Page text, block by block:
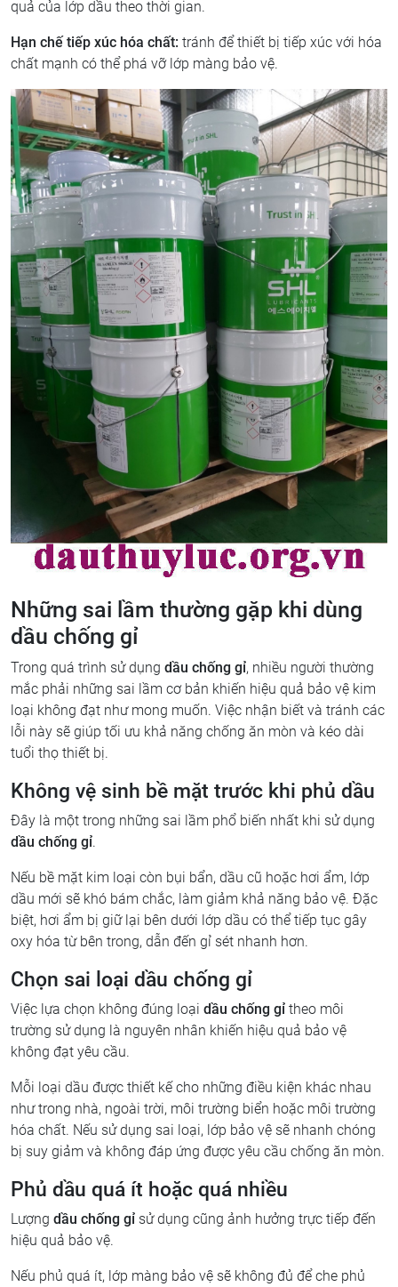
quả của lớp dầu theo thời gian.
Hạn chế tiếp xúc hóa chất: tránh để thiết bị tiếp xúc với hóa
chất mạnh có thể phá vỡ lớp màng bảo vệ.
Những sai lầm thường gặp khi dùng
dầu chống gỉ
Trong quá trình sử dụng dầu chống gỉ, nhiều người thường
mắc phải những sai lầm cơ bản khiến hiệu quả bảo vệ kim
loại không đạt như mong muốn. Việc nhận biết và tránh các
lỗi này sẽ giúp tối ưu khả năng chống ăn mòn và kéo dài
tuổi thọ thiết bị.
Không vệ sinh bề mặt trước khi phủ dầu
Đây là một trong những sai lầm phổ biến nhất khi sử dụng
dầu chống gỉ.
Nếu bề mặt kim loại còn bụi bẩn, dầu cũ hoặc hơi ẩm, lớp
dầu mới sẽ khó bám chắc, làm giảm khả năng bảo vệ. Đặc
biệt, hơi ẩm bị giữ lại bên dưới lớp dầu có thể tiếp tục gây
oxy hóa từ bên trong, dẫn đến gỉ sét nhanh hơn.
Chọn sai loại dầu chống gỉ
Việc lựa chọn không đúng loại dầu chống gỉ theo môi
trường sử dụng là nguyên nhân khiến hiệu quả bảo vệ
không đạt yêu cầu.
Mỗi loại dầu được thiết kế cho những điều kiện khác nhau
như trong nhà, ngoài trời, môi trường biển hoặc môi trường
hóa chất. Nếu sử dụng sai loại, lớp bảo vệ sẽ nhanh chóng
bị suy giảm và không đáp ứng được yêu cầu chống ăn mòn.
Phủ dầu quá ít hoặc quá nhiều
Lượng dầu chống gỉ sử dụng cũng ảnh hưởng trực tiếp đến
hiệu quả bảo vệ.
Nếu phủ quá ít, lớp màng bảo vệ sẽ không đủ để che phủ